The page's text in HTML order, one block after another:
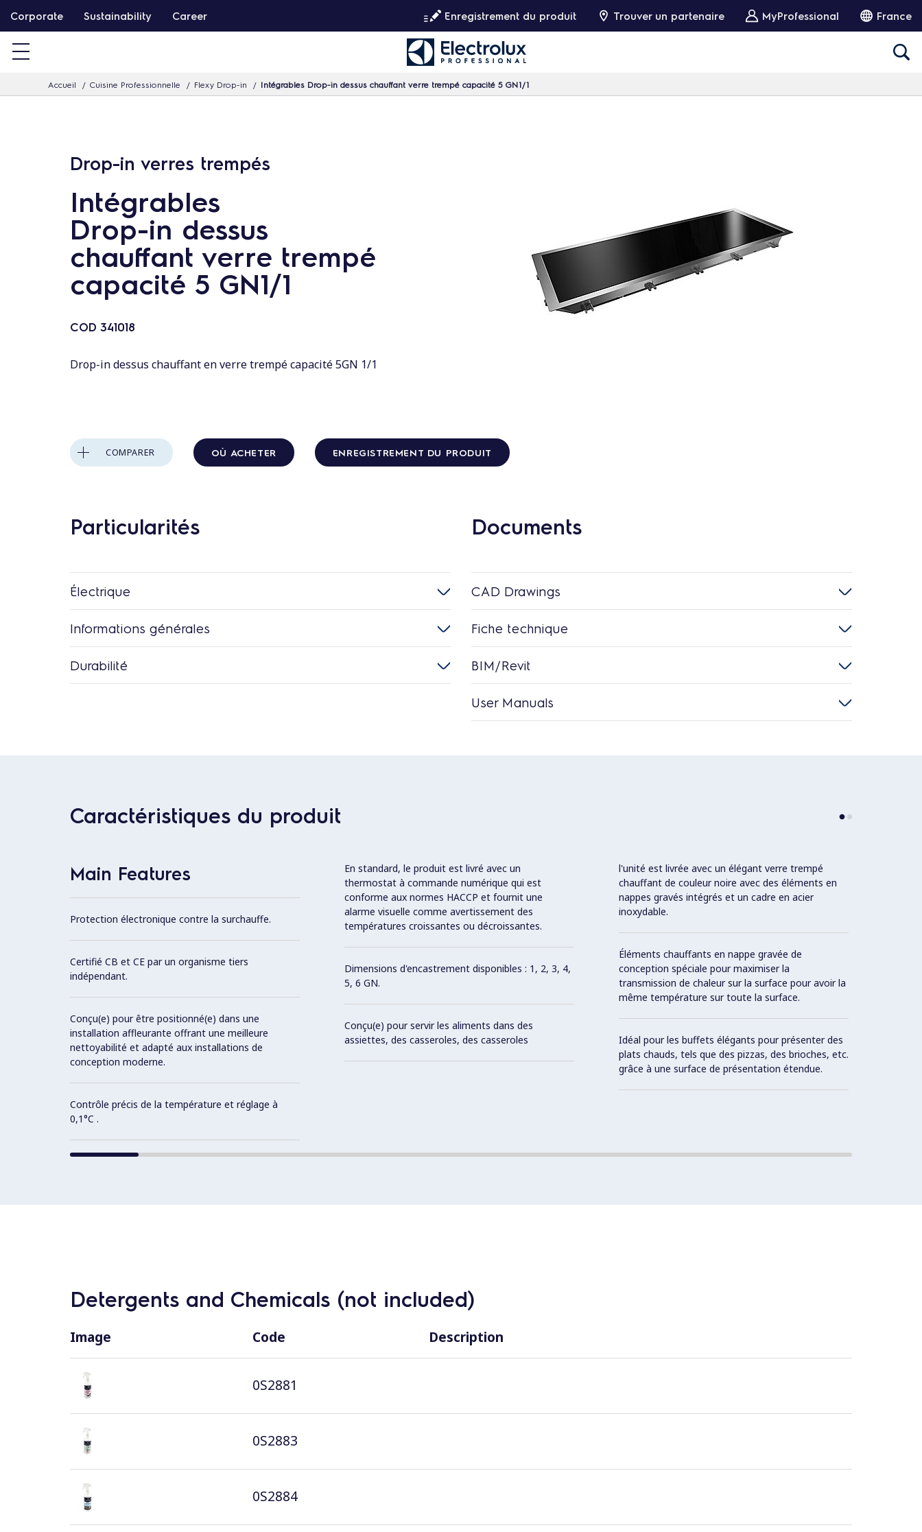
a
Corporate Sustainability Career Enregistrement du produit Trouver un partenaire MyProfessional France
Accueil Cuisine Professionnelle Flexy Drop-in Intégrables Drop-in dessus chauffant verre trempé capacité 5 GN1/1
Drop-in verres trempés
Intégrables
Drop-in dessus
chauffant verre trempé
capacité 5 GN1/1
COD 341018
Drop-in dessus chauffant en verre trempé capacité 5GN 1/1
COMPARER OÙ ACHETER ENREGISTREMENT DU PRODUIT
Particularités
Électrique
Informations générales
Durabilité
Documents
CAD Drawings
Fiche technique
BIM/Revit
User Manuals
Caractéristiques du produit
Main Features
Protection électronique contre la surchauffe.
Certifié CB et CE par un organisme tiers
indépendant.
Conçu(e) pour être positionné(e) dans une
installation affleurante offrant une meilleure
nettoyabilité et adapté aux installations de
conception moderne.
Contrôle précis de la température et réglage à
0,1°C .
En standard, le produit est livré avec un
thermostat à commande numérique qui est
conforme aux normes HACCP et fournit une
alarme visuelle comme avertissement des
températures croissantes ou décroissantes.
Dimensions d'encastrement disponibles : 1, 2, 3, 4,
5, 6 GN.
Conçu(e) pour servir les aliments dans des
assiettes, des casseroles, des casseroles
l'unité est livrée avec un élégant verre trempé
chauffant de couleur noire avec des éléments en
nappes gravés intégrés et un cadre en acier
inoxydable.
Éléments chauffants en nappe gravée de
conception spéciale pour maximiser la
transmission de chaleur sur la surface pour avoir la
même température sur toute la surface.
Idéal pour les buffets élégants pour présenter des
plats chauds, tels que des pizzas, des brioches, etc.
grâce à une surface de présentation étendue.
Detergents and Chemicals (not included)
Image Code Description
0S2881
0S2883
0S2884